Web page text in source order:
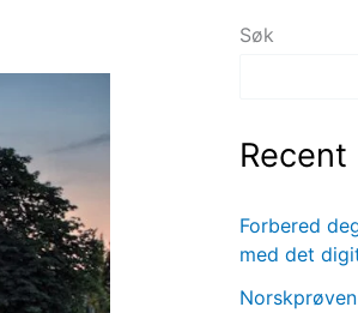
Søk
Recent
Forbered
med det